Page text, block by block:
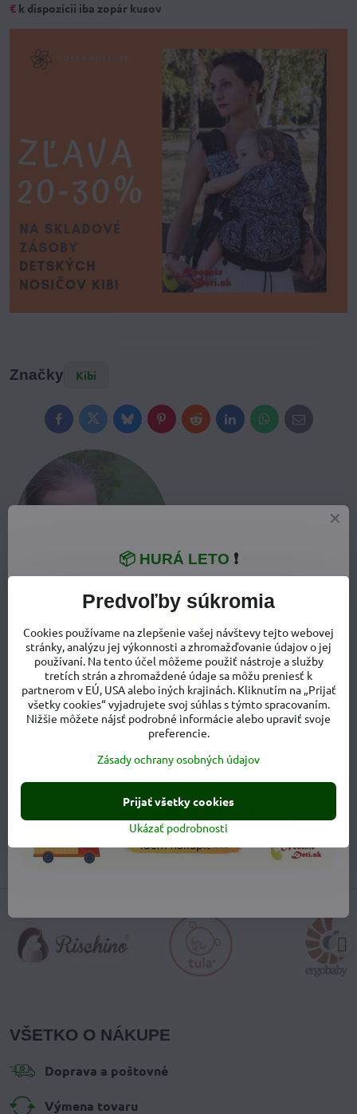
€ k dispozícii iba zopár kusov
Značky Kibi
FacebookTwitterBlueskyPinterestRedditLinkedInWhatsApp
E-
mail
Monika Dankovičová - zakladateľka
Pokiaľ potrebujete poradiť s výberom tovaru alebo sa neviete
zorientovať na stránke, určite píšte alebo volajte, radi Vám
poradíme.
0908 419 618
Sme na telefóne pre e-shop:
Osobný odber v Zamarovciach
SO: Doobeda po dohode
obchod​@noseniedeti​.sk
VŠETKO O NÁKUPE
Doprava a poštovné
Výmena tovaru
Predvoľby súkromia
Cookies používame na zlepšenie vašej návštevy tejto webovej
stránky, analýzu jej výkonnosti a zhromažďovanie údajov o jej
používaní. Na tento účel môžeme použiť nástroje a služby
tretích strán a zhromaždené údaje sa môžu preniesť k
partnerom v EÚ, USA alebo iných krajinách. Kliknutím na „Prijať
všetky cookies“ vyjadrujete svoj súhlas s týmto spracovaním.
Nižšie môžete nájsť podrobné informácie alebo upraviť svoje
preferencie.
Zásady ochrany osobných údajov
Ukázať podrobnosti
Prijať všetky cookies
📦 HURÁ LETO ❗